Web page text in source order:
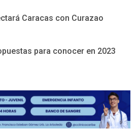
Caracas con Curazao
para conocer en 2023
De la Espriella asumirá
POLÍTICA
TITULARES
ÚLTIMA HORA
ONGs piden a CIDH